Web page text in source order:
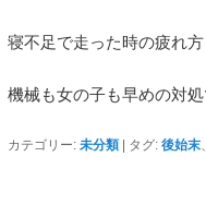
寝不足で走った時の疲れ
機械も女の子も早めの対処
カテゴリー: 未分類 | タグ: 後始末